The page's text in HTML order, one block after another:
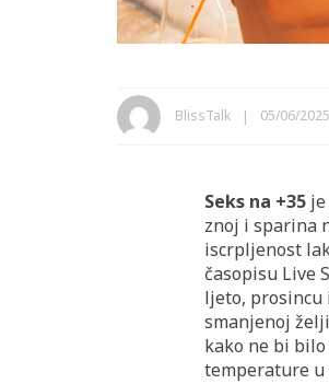
BlissTalk 05/06/2025
Seks na +35
znoj i sparina
iscrpljenost
časopisu Live
ljeto, prosincu
smanjenoj
kako ne bi
temperature u